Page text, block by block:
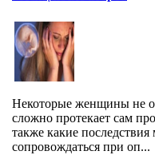
Некоторые женщины не
сложно протекает сам
также какие последствия
сопровождаться при оп...